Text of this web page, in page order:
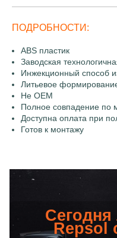
ПОДРОБНОСТИ:
ABS пластик
Заводская
Инжекционный способ
Литьевое
Не OEM
Полное совпадение по
Доступна оплата при
Готов к монтажу
Repsol